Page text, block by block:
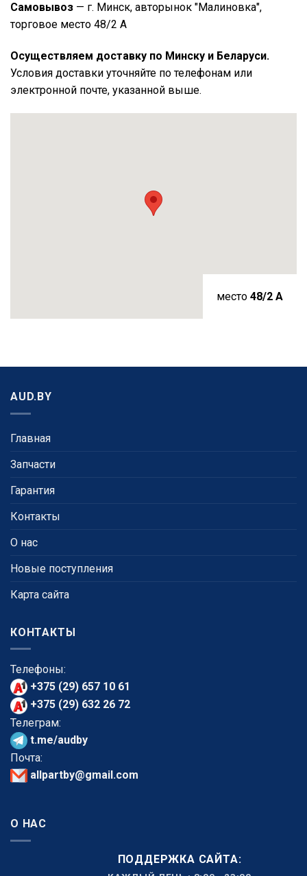
Самовывоз — г. Минск, авторынок "Малиновка",
торговое место 48/2 А
Осуществляем доставку по Минску и Беларуси.
Условия доставки уточняйте по телефонам или
электронной почте, указанной выше.
место 48/2 A
AUD.BY
Главная
Запчасти
Гарантия
Контакты
О нас
Новые поступления
Карта сайта
КОНТАКТЫ
Телефоны:
+375 (29) 657 10 61
+375 (29) 632 26 72
Телеграм:
t.me/audby
Почта:
allpartby@gmail.com
О НАС
ПОДДЕРЖКА САЙТА: